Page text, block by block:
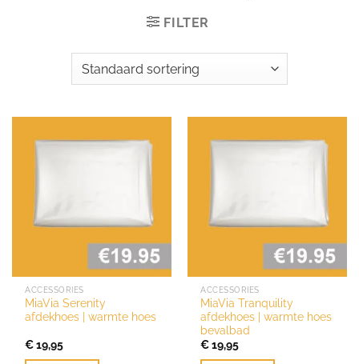
FILTER
ACCESSORIES
MiaVia Serenity
afdekhoes | warmte hoes
€19,95
ACCESSORIES
MiaVia Tranquility
afdekhoes | warmte hoes
bevalbad
€19,95